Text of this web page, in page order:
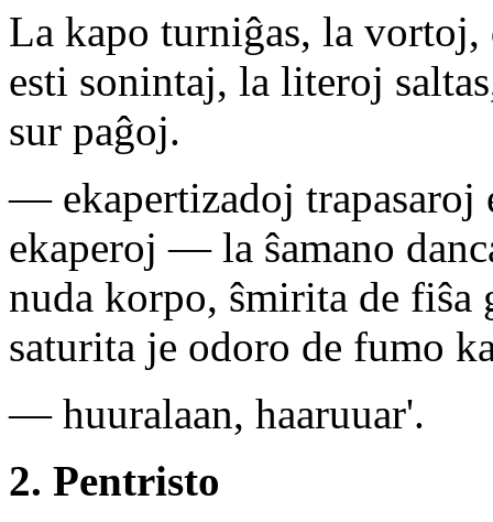
La kapo turniĝas, la
esti sonintaj, la literoj
sur paĝoj.
— ekapertizadoj trapasaroj
ekaperoj — la ŝamano
nuda korpo, ŝmirita de fiŝa
saturita je odoro de fumo
— huuralaan, haaruuar'.
2. Pentristo